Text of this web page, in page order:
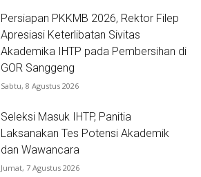
Persiapan PKKMB 2026, Rektor Filep
Apresiasi Keterlibatan Sivitas
Akademika IHTP pada Pembersihan di
GOR Sanggeng
Sabtu, 8 Agustus 2026
Seleksi Masuk IHTP, Panitia
Laksanakan Tes Potensi Akademik
dan Wawancara
Jumat, 7 Agustus 2026